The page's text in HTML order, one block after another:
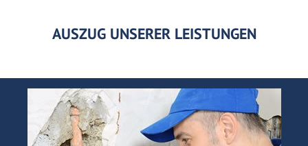
AUSZUG UNSERER LEISTUNGEN